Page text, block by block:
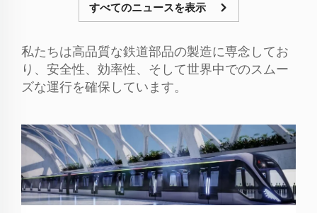
すべてのニュースを表示
私たちは高品質な鉄道部品の製造に専念してお
り、安全性、効率性、そして世界中でのスムー
ズな運行を確保しています。